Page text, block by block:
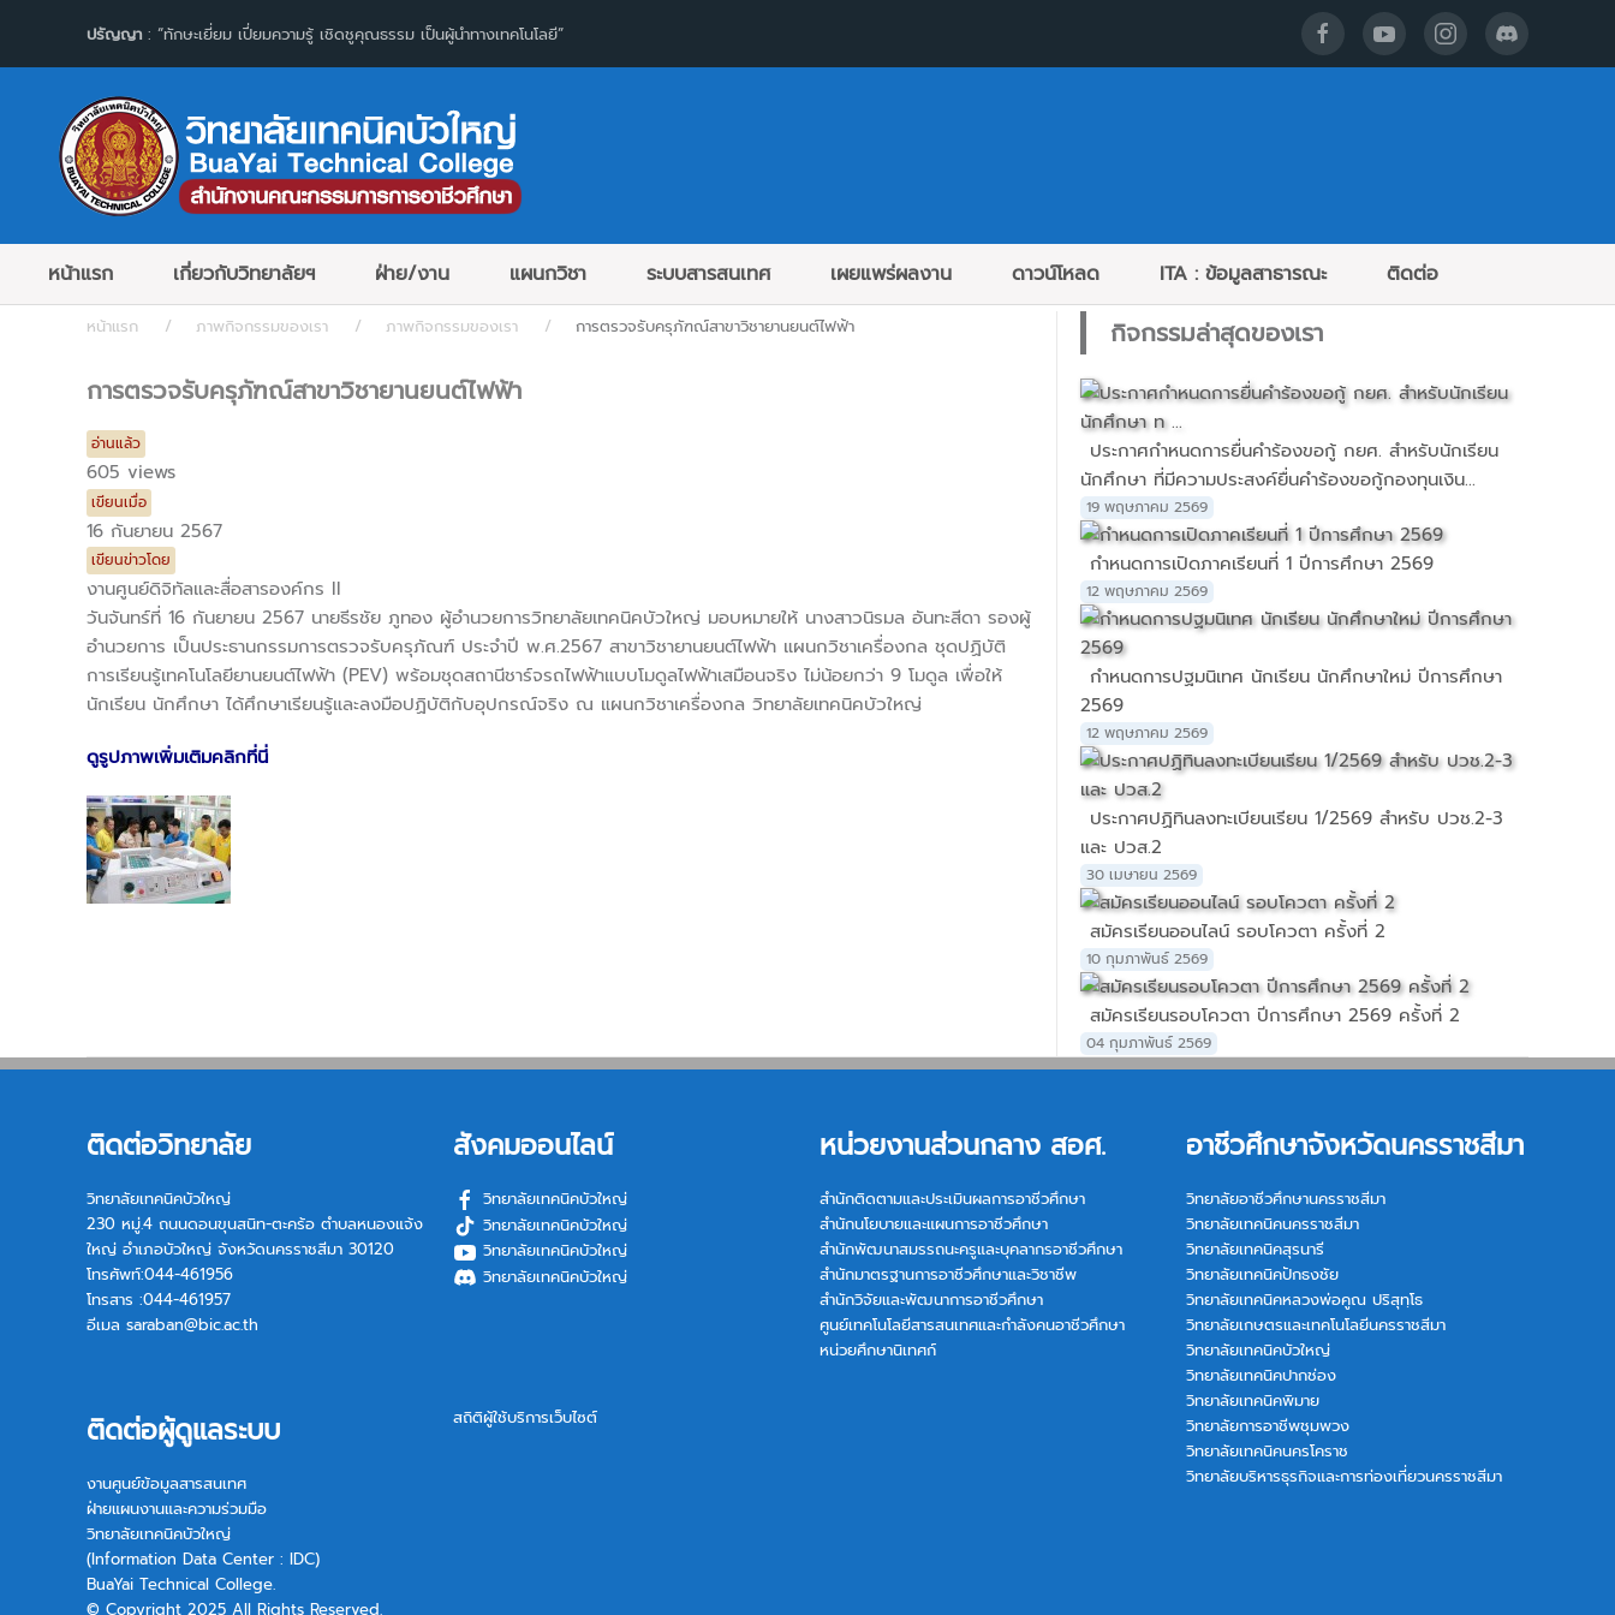
ปรัญญา : “ทักษะเยี่ยม เปี่ยมความรู้ เชิดชูคุณธรรม เป็นผู้นำทางเทคโนโลยี”
หน้าแรก เกี่ยวกับวิทยาลัยฯ ฝ่าย/งาน แผนกวิชา ระบบสารสนเทศ เผยแพร่ผลงาน ดาวน์โหลด ITA : ข้อมูลสาธารณะ ติดต่อ
หน้าแรก ภาพกิจกรรมของเรา ภาพกิจกรรมของเรา การตรวจรับครุภัฑณ์สาขาวิชายานยนต์ไฟฟ้า
การตรวจรับครุภัฑณ์สาขาวิชายานยนต์ไฟฟ้า
อ่านแล้ว
605 views
เขียนเมื่อ
16 กันยายน 2567
เขียนข่าวโดย
งานศูนย์ดิจิทัลและสื่อสารองค์กร II
วันจันทร์ที่ 16 กันยายน 2567 นายธีรชัย ภูทอง ผู้อำนวยการวิทยาลัยเทคนิคบัวใหญ่ มอบหมายให้ นางสาวนิรมล อันทะสีดา รองผู้
อำนวยการ เป็นประธานกรรมการตรวจรับครุภัณฑ์ ประจำปี พ.ศ.2567 สาขาวิชายานยนต์ไฟฟ้า แผนกวิชาเครื่องกล ชุดปฏิบัติ
การเรียนรู้เทคโนโลยียานยนต์ไฟฟ้า (PEV) พร้อมชุดสถานีชาร์จรถไฟฟ้าแบบโมดูลไฟฟ้าเสมือนจริง ไม่น้อยกว่า 9 โมดูล เพื่อให้
นักเรียน นักศึกษา ได้ศึกษาเรียนรู้และลงมือปฏิบัติกับอุปกรณ์จริง ณ แผนกวิชาเครื่องกล วิทยาลัยเทคนิคบัวใหญ่
ดูรูปภาพเพิ่มเติมคลิกที่นี่
กิจกรรมล่าสุดของเรา
ประกาศกำหนดการยื่นคำร้องขอกู้ กยศ. สำหรับนักเรียน
นักศึกษา ที่มีความประสงค์ยื่นคำร้องขอกู้กองทุนเงิน...
19 พฤษภาคม 2569
กำหนดการเปิดภาคเรียนที่ 1 ปีการศึกษา 2569
12 พฤษภาคม 2569
กำหนดการปฐมนิเทศ นักเรียน นักศึกษาใหม่ ปีการศึกษา
2569
12 พฤษภาคม 2569
ประกาศปฏิทินลงทะเบียนเรียน 1/2569 สำหรับ ปวช.2-3
และ ปวส.2
30 เมษายน 2569
สมัครเรียนออนไลน์ รอบโควตา ครั้งที่ 2
10 กุมภาพันธ์ 2569
สมัครเรียนรอบโควตา ปีการศึกษา 2569 ครั้งที่ 2
04 กุมภาพันธ์ 2569
ติดต่อวิทยาลัย
วิทยาลัยเทคนิคบัวใหญ่
230 หมู่.4 ถนนดอนขุนสนิท-ตะคร้อ ตำบลหนองแจ้ง
ใหญ่ อำเภอบัวใหญ่ จังหวัดนครราชสีมา 30120
โทรศัพท์:044-461956
โทรสาร :044-461957
อีเมล saraban@bic.ac.th
ติดต่อผู้ดูแลระบบ
งานศูนย์ข้อมูลสารสนเทศ
ฝ่ายแผนงานและความร่วมมือ
วิทยาลัยเทคนิคบัวใหญ่
(Information Data Center : IDC)
BuaYai Technical College.
© Copyright 2025 All Rights Reserved.
สังคมออนไลน์
วิทยาลัยเทคนิคบัวใหญ่
วิทยาลัยเทคนิคบัวใหญ่
วิทยาลัยเทคนิคบัวใหญ่
วิทยาลัยเทคนิคบัวใหญ่
สถิติผู้ใช้บริการเว็บไซต์
หน่วยงานส่วนกลาง สอศ.
สำนักติดตามและประเมินผลการอาชีวศึกษา
สำนักนโยบายและแผนการอาชีวศึกษา
สำนักพัฒนาสมรรถนะครูและบุคลากรอาชีวศึกษา
สำนักมาตรฐานการอาชีวศึกษาและวิชาชีพ
สำนักวิจัยและพัฒนาการอาชีวศึกษา
ศูนย์เทคโนโลยีสารสนเทศและกำลังคนอาชีวศึกษา
หน่วยศึกษานิเทศก์
อาชีวศึกษาจังหวัดนครราชสีมา
วิทยาลัยอาชีวศึกษานครราชสีมา
วิทยาลัยเทคนิคนครราชสีมา
วิทยาลัยเทคนิคสุรนารี
วิทยาลัยเทคนิคปักธงชัย
วิทยาลัยเทคนิคหลวงพ่อคูณ ปริสุทฺโธ
วิทยาลัยเกษตรและเทคโนโลยีนครราชสีมา
วิทยาลัยเทคนิคบัวใหญ่
วิทยาลัยเทคนิคปากช่อง
วิทยาลัยเทคนิคพิมาย
วิทยาลัยการอาชีพชุมพวง
วิทยาลัยเทคนิคนครโคราช
วิทยาลัยบริหารธุรกิจและการท่องเที่ยวนครราชสีมา